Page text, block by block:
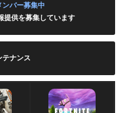
バー募集中
提供を募集しています
テナンス